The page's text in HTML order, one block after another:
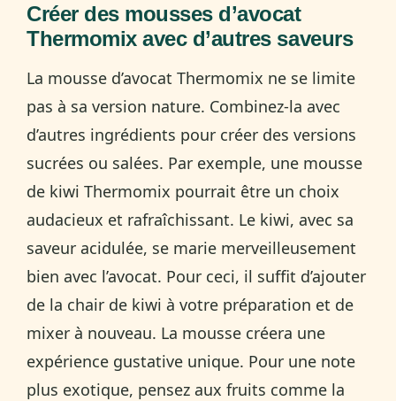
Créer des mousses d’avocat
Thermomix avec d’autres saveurs
La mousse d’avocat Thermomix ne se limite
pas à sa version nature. Combinez-la avec
d’autres ingrédients pour créer des versions
sucrées ou salées. Par exemple, une mousse
de kiwi Thermomix pourrait être un choix
audacieux et rafraîchissant. Le kiwi, avec sa
saveur acidulée, se marie merveilleusement
bien avec l’avocat. Pour ceci, il suffit d’ajouter
de la chair de kiwi à votre préparation et de
mixer à nouveau. La mousse créera une
expérience gustative unique. Pour une note
plus exotique, pensez aux fruits comme la